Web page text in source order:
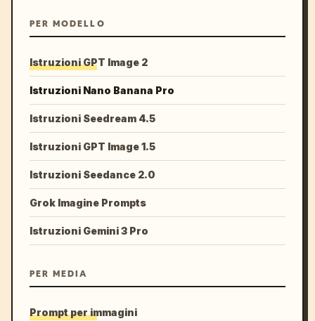
PER MODELLO
Istruzioni GPT Image 2
Istruzioni Nano Banana Pro
Istruzioni Seedream 4.5
Istruzioni GPT Image 1.5
Istruzioni Seedance 2.0
Grok Imagine Prompts
Istruzioni Gemini 3 Pro
PER MEDIA
Prompt per immagini